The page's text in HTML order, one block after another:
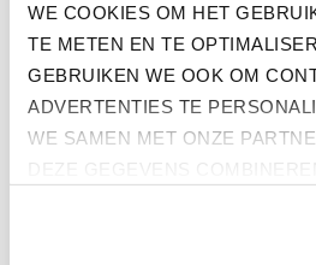
WE COOKIES OM HET
TE METEN EN TE
GEBRUIKEN WE OOK OM
ADVERTENTIES TE
WE SAMEN MET ONZE
ACCEPTEREN' ALS JE